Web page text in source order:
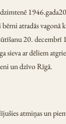
atradās vagonā
20.
sieva ar dēliem
un dzīvo Rīgā.
atmiņas un